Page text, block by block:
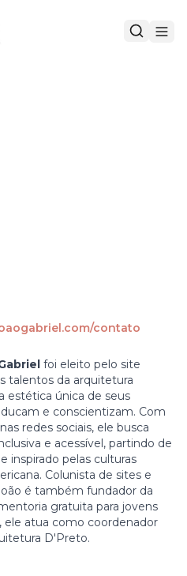
contato
foi eleito pelo site
talentos da arquitetura
estética única de seus
e conscientizam. Com
redes sociais, ele busca
e acessível, partindo de
inspirado pelas culturas
Colunista de sites e
é também fundador da
gratuita para jovens
ele atua como coordenador
D'Preto.